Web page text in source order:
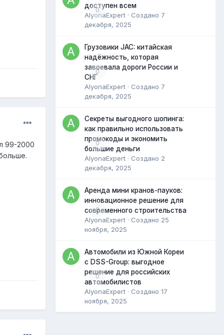
99-2000
0
доступен всем
AlyonaExpert · Создано 7
декабря, 2025
0
Грузовики JAC: китайская
надёжность, которая
завоевала дороги России и
СНГ
AlyonaExpert · Создано 7
декабря, 2025
0
Секреты выгодного шопинга:
как правильно использовать
промокоды и экономить
большие деньги
AlyonaExpert · Создано 2
декабря, 2025
0
Аренда мини кранов-пауков:
инновационное решение для
современного строительства
AlyonaExpert · Создано 25
ноября, 2025
0
Автомобили из Южной Кореи
с DSS-Group: выгодное
решение для российских
автомобилистов
AlyonaExpert · Создано 17
ноября, 2025